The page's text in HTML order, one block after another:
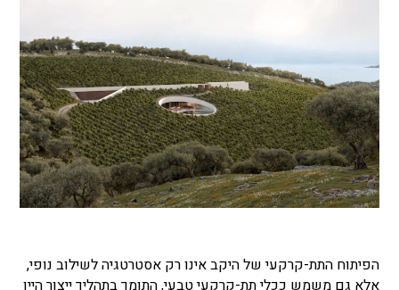
הפיתוח התת-קרקעי של היקב אינו רק אסטרטגיה לשילוב נופי,
אלא גם משמש ככלי תת-קרקעי טבעי, התומך בתהליך ייצור היין